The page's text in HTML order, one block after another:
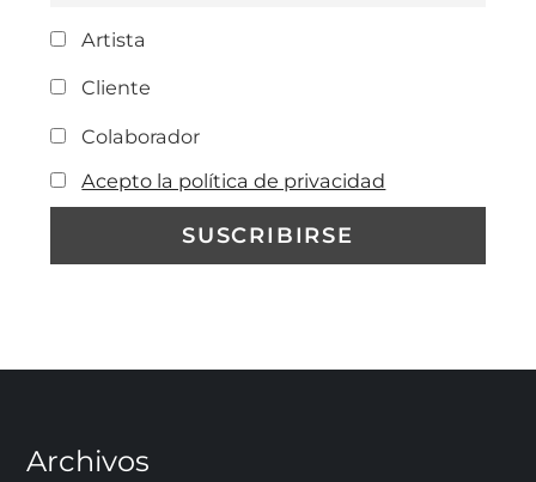
Artista
Cliente
Colaborador
Acepto la política de privacidad
Archivos